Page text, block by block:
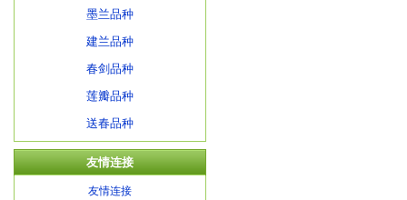
墨兰品种
建兰品种
春剑品种
莲瓣品种
送春品种
友情连接
友情连接